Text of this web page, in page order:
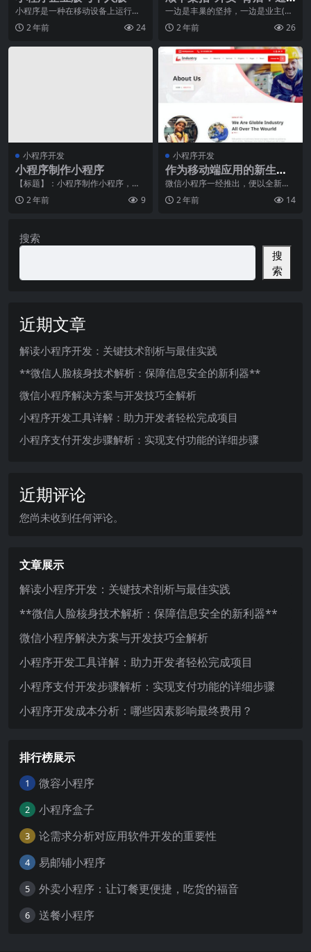
小程序是一种在移动设备上运行的
应用程序，它具有轻量、快速、便
捷等特点，成为了现代
2 年前 24
达系的挤压与多元化的顿
挫
一边是丰巢的坚持，一边是业主(社
区)的质疑，近日来丰巢“超时”收费
的争议始终没有
2 年前 26
小程序开发
小程序制作小程序
【标题】：小程序制作小程序，实
现商机的新纽带【正文】如今，随
着移动互联网的快速发
2 年前 9
小程序开发
作为移动端应用的新生力
量——微信小程序
微信小程序一经推出，便以全新的
形式在移动应用市场中崭露头角，
成为新生力量。和传统
2 年前 14
搜索
搜
索
近期文章
解读小程序开发：关键技术剖析与最佳实践
**微信人脸核身技术解析：保障信息安全的新利器**
微信小程序解决方案与开发技巧全解析
小程序开发工具详解：助力开发者轻松完成项目
小程序支付开发步骤解析：实现支付功能的详细步骤
近期评论
您尚未收到任何评论。
文章展示
解读小程序开发：关键技术剖析与最佳实践
**微信人脸核身技术解析：保障信息安全的新利器**
微信小程序解决方案与开发技巧全解析
小程序开发工具详解：助力开发者轻松完成项目
小程序支付开发步骤解析：实现支付功能的详细步骤
小程序开发成本分析：哪些因素影响最终费用？
排行榜展示
1 微容小程序
2 小程序盒子
3 论需求分析对应用软件开发的重要性
4 易邮铺小程序
5 外卖小程序：让订餐更便捷，吃货的福音
6 送餐小程序